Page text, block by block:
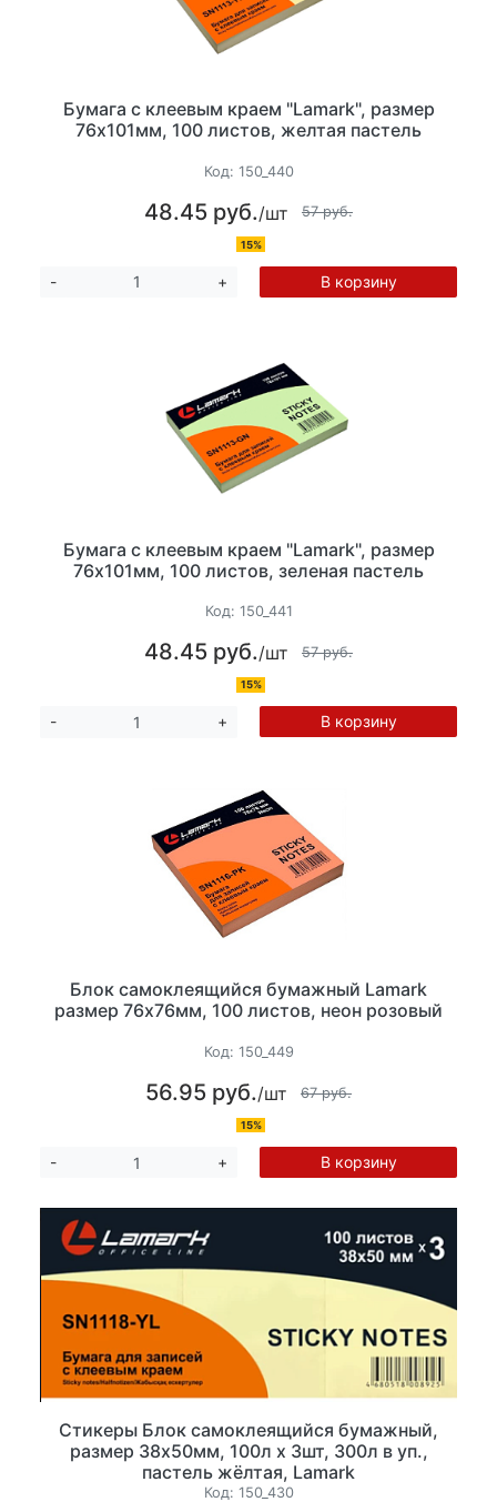
Бумага с клеевым краем "Lamark", размер
76х101мм, 100 листов, желтая пастель
Код: 150_440
48.45 руб./шт 57 руб.
15%
- + В корзину
Бумага с клеевым краем "Lamark", размер
76х101мм, 100 листов, зеленая пастель
Код: 150_441
48.45 руб./шт 57 руб.
15%
- + В корзину
Блок самоклеящийся бумажный Lamark
размер 76х76мм, 100 листов, неон розовый
Код: 150_449
56.95 руб./шт 67 руб.
15%
- + В корзину
Стикеры Блок самоклеящийся бумажный,
размер 38х50мм, 100л х 3шт, 300л в уп.,
пастель жёлтая, Lamark
Код: 150_430